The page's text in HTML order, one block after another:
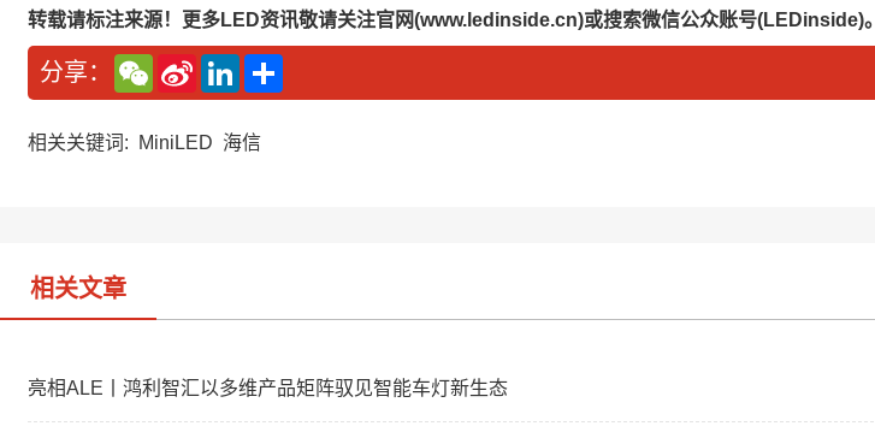
转载请标注来源！更多LED资讯敬请关注官网(www.ledinside.cn)或搜索微信公众账号(LEDinside)。
分享：
W
e
C
a
S
n
W
L
n
e
相关关键词: MiniLED 海信
相关文章
亮相ALE丨鸿利智汇以多维产品矩阵驭见智能车灯新生态